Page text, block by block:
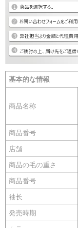
基本的な情報
商品名称
商品番号
店舗
商品の毛の重さ
商品番号
袖长
発売時期